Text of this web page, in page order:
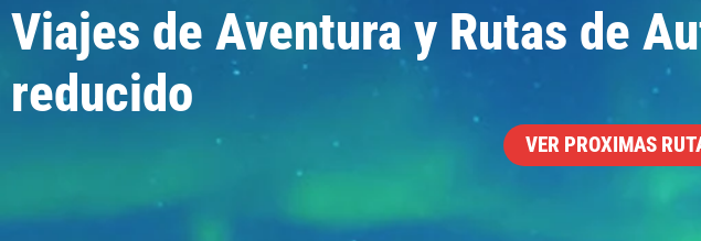
Viajes de Aventura y Rutas de
reducido
VER PROXIMAS